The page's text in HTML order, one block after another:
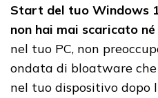
Start del tuo Windows
non hai mai scaricato
nel tuo PC, non
ondata di bloatware
nel tuo dispositivo